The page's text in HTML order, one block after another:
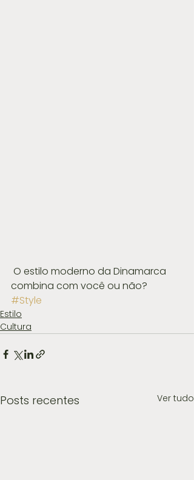
combina com você ou não?
#Style
Estilo
Cultura
Posts recentes Ver tudo